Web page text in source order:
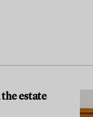
estate